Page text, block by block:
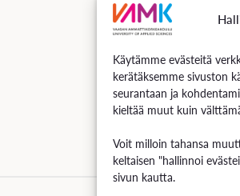
Käytämme evästeitä
kerätäksemme sivuston
seurantaan ja
kieltää muut kuin
Voit milloin tahansa
keltaisen "hallinnoi
sivun kautta.